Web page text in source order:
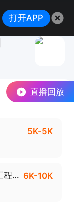
直播回放
5K-5K
物业消防工程主管（五险+持中级工程师） 6K-10K
打开APP